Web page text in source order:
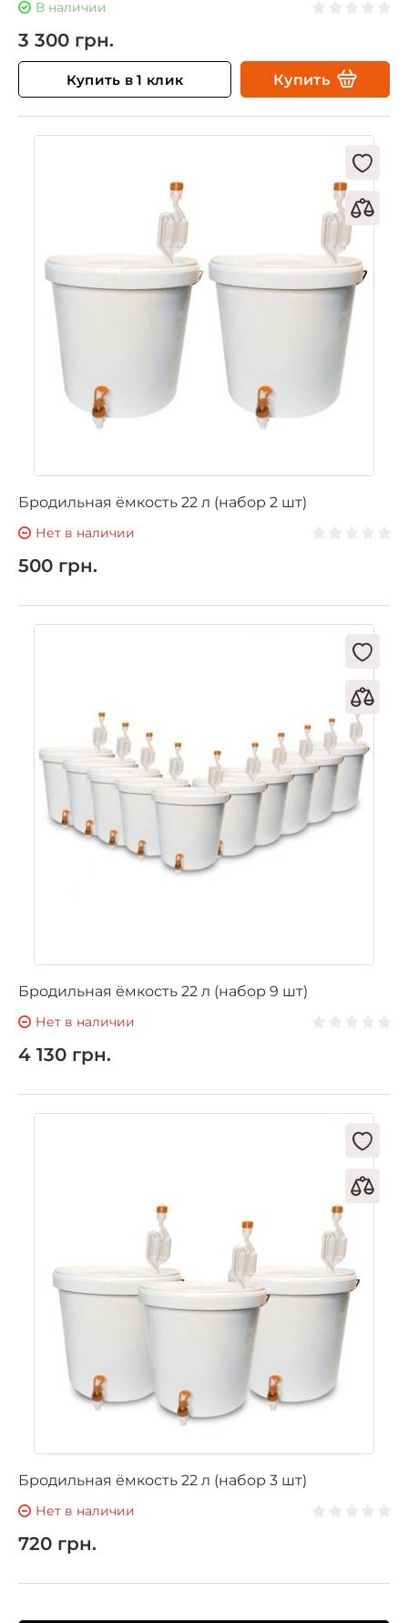
В наличии
3 300 грн.
Купить в 1 клик Купить
Бродильная ёмкость 22 л (набор 2 шт)
Нет в наличии
500 грн.
Бродильная ёмкость 22 л (набор 9 шт)
Нет в наличии
4 130 грн.
Бродильная ёмкость 22 л (набор 3 шт)
Нет в наличии
720 грн.